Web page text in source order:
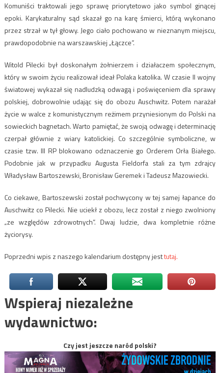
Komuniści traktowali jego sprawę priorytetowo jako symbol ginącej
epoki. Karykaturalny sąd skazał go na karę śmierci, którą wykonano
przez strzał w tył głowy. Jego ciało pochowano w nieznanym miejscu,
prawdopodobnie na warszawskiej „Łączce”.
Witold Pilecki był doskonałym żołnierzem i działaczem społecznym,
który w swoim życiu realizował ideał Polaka katolika. W czasie II wojny
światowej wykazał się nadludzką odwagą i poświęceniem dla sprawy
polskiej, dobrowolnie udając się do obozu Auschwitz. Potem narażał
życie w walce z komunistycznym reżimem przyniesionym do Polski na
sowieckich bagnetach. Warto pamiętać, że swoją odwagę i determinację
czerpał głównie z wiary katolickiej. Co szczególnie symboliczne, w
czasie tzw. III RP blokowano odznaczenie go Orderem Orła Białego.
Podobnie jak w przypadku Augusta Fieldorfa stali za tym zdrajcy
Władysław Bartoszewski, Bronisław Geremek i Tadeusz Mazowiecki.
Co ciekawe, Bartoszewski został pochwycony w tej samej łapance do
Auschwitz co Pilecki. Nie uciekł z obozu, lecz został z niego zwolniony
„ze względów zdrowotnych”. Dwaj ludzie, dwa kompletnie różne
życiorysy.
Poprzedni wpis z naszego kalendarium dostępny jesttutaj.
Wspieraj niezależne
wydawnictwo:
Czy jest jeszcze naród polski?